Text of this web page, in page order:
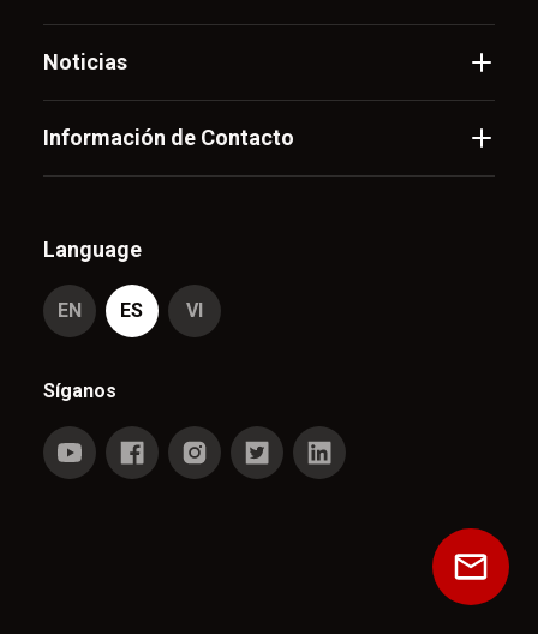
Noticias
Información de Contacto
Language
EN ES VI
Síganos